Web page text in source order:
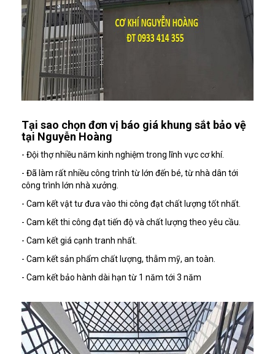
Tại sao chọn đơn vị báo giá khung sắt bảo vệ
tại Nguyễn Hoàng
- Đội thợ nhiều năm kinh nghiệm trong lĩnh vực cơ khí.
- Đã làm rất nhiều công trình từ lớn đến bé, từ nhà dân tới
công trình lớn nhà xưởng.
- Cam kết vật tư đưa vào thi công đạt chất lượng tốt nhất.
- Cam kết thi công đạt tiến độ và chất lượng theo yêu cầu.
- Cam kết giá cạnh tranh nhất.
- Cam kết sản phẩm chất lượng, thẫm mỹ, an toàn.
- Cam kết bảo hành dài hạn từ 1 năm tới 3 năm